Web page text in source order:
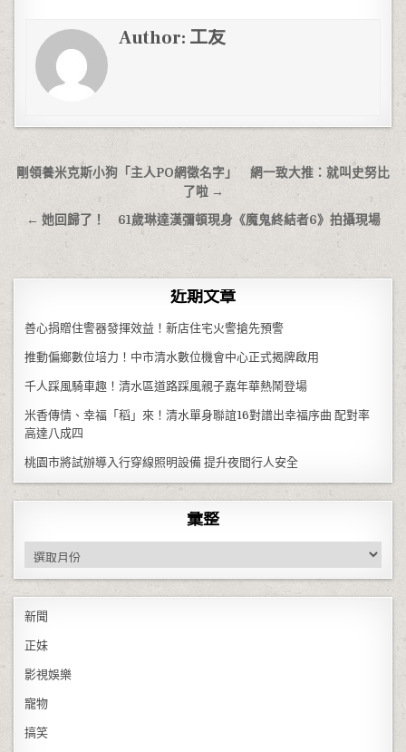
Author: 工友
文章導覽
剛領養米克斯小狗「主人PO網徵名字」 網一致大推：就叫史努比
了啦 →
← 她回歸了！ 61歲琳達漢彌頓現身《魔鬼終結者6》拍攝現場
近期文章
善心捐贈住警器發揮效益！新店住宅火警搶先預警
推動偏鄉數位培力！中市清水數位機會中心正式揭牌啟用
千人踩風騎車趣！清水區道路踩風親子嘉年華熱鬧登場
米香傳情、幸福「稻」來！清水單身聯誼16對譜出幸福序曲 配對率
高達八成四
桃園市將試辦導入行穿線照明設備 提升夜間行人安全
彙整
彙整
新聞
正妹
影視娛樂
寵物
搞笑